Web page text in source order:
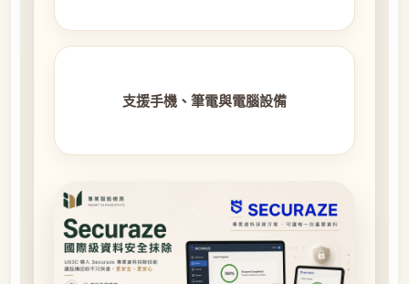
支援手機、筆電與電腦設備